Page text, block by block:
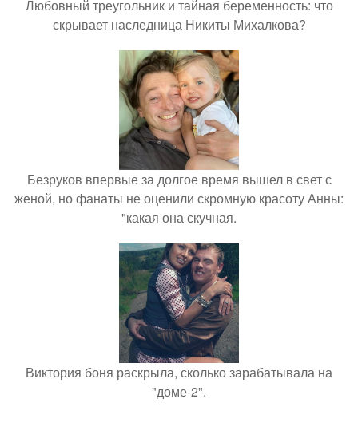
Любовный треугольник и тайная беременность: что
скрывает наследница Никиты Михалкова?
Безруков впервые за долгое время вышел в свет с
женой, но фанаты не оценили скромную красоту Анны:
"какая она скучная.
Виктория боня раскрыла, сколько зарабатывала на
"доме-2".